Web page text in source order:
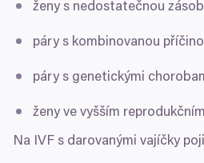
ženy s nedostatečnou
páry s kombinovanou
páry s genetickými
ženy ve vyšším
Na IVF s darovanými vajíčky